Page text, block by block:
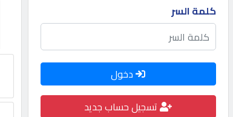
الاحصائيات
الأقسام
كلمة السر
دخول
تسجيل حساب جديد